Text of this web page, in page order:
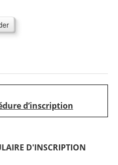
d’inscription
D'INSCRIPTION